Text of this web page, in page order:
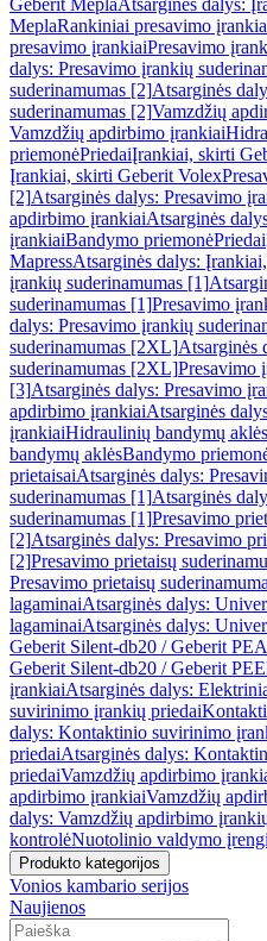
Geberit MeplaAtsarginės dalys:
MeplaRankiniai presavimo
presavimo įrankiaiPresavimo
dalys: Presavimo įrankių
suderinamumas [2]Atsarginės
suderinamumas [2]Vamzdžių
Vamzdžių apdirbimo įrankiai
priemonėPriedaiĮrankiai, skirti
Įrankiai, skirti Geberit Volex
[2]Atsarginės dalys: Presavimo
apdirbimo įrankiaiAtsarginės
įrankiaiBandymo priemonėPriedai
MapressAtsarginės dalys:
įrankių suderinamumas [1]
suderinamumas [1]Presavimo
dalys: Presavimo įrankių
suderinamumas [2XL]Atsarginės
suderinamumas [2XL]Presavimo
[3]Atsarginės dalys: Presavimo
apdirbimo įrankiaiAtsarginės
įrankiaiHidraulinių bandymų aklės
bandymų aklėsBandymo
prietaisaiAtsarginės dalys:
suderinamumas [1]Atsarginės
suderinamumas [1]Presavimo
[2]Atsarginės dalys: Presavimo
[2]Presavimo prietaisų
Presavimo prietaisų
lagaminaiAtsarginės dalys:
lagaminaiAtsarginės dalys:
Geberit Silent-db20 / Geberit PE
Geberit Silent-db20 / Geberit PE
įrankiaiAtsarginės dalys:
suvirinimo įrankių priedai
dalys: Kontaktinio suvirinimo
priedaiAtsarginės dalys:
priedaiVamzdžių apdirbimo
apdirbimo įrankiaiVamzdžių
dalys: Vamzdžių apdirbimo
kontrolėNuotolinio valdymo
Produkto kategorijos
Vonios kambario serijos
Naujienos